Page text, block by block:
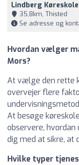
Lindberg Køreskole
35,8km, Thisted
Se adresse og
Hvordan vælger
Mors?
At vælge den rette
overvejer flere
At besøge
observere,
dig med at sikre, at
Hvilke typer